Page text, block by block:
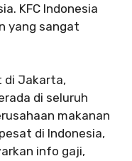
KFC Indonesia
yang sangat
di Jakarta,
di seluruh
makanan
di Indonesia,
info gaji,